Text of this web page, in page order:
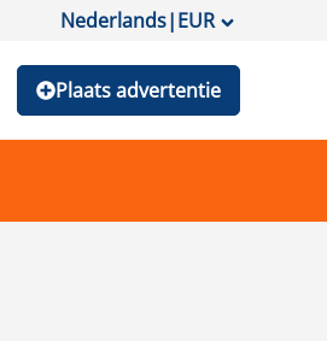
Nederlands|EUR
Plaats advertentie